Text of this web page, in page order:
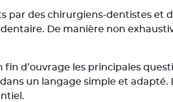
par des chirurgiens-dentistes et
De manière non
d’ouvrage les principales
un langage simple et